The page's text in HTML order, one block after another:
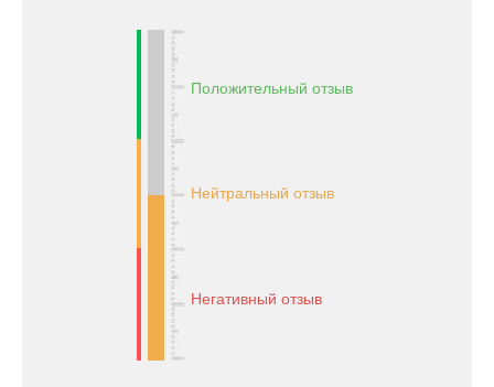
Положительный отзыв
Нейтральный отзыв
Негативный отзыв